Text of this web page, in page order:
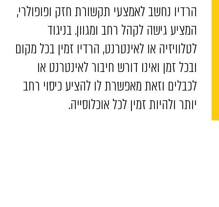
הרדיו נחשב לאמצעי תקשורת חזק ופופולרי,
המציע גישה לקהל רחב ומגוון. בניגוד
לטלוויזיה או לאינטרנט, הרדיו זמין בכל מקום
ובכל זמן ואינו דורש חיבור לאינטרנט או
לכבלים וזאת מאפשרת לו להציע כיסוי רחב
יותר ולהיות זמין לכל אוכלוסייה.